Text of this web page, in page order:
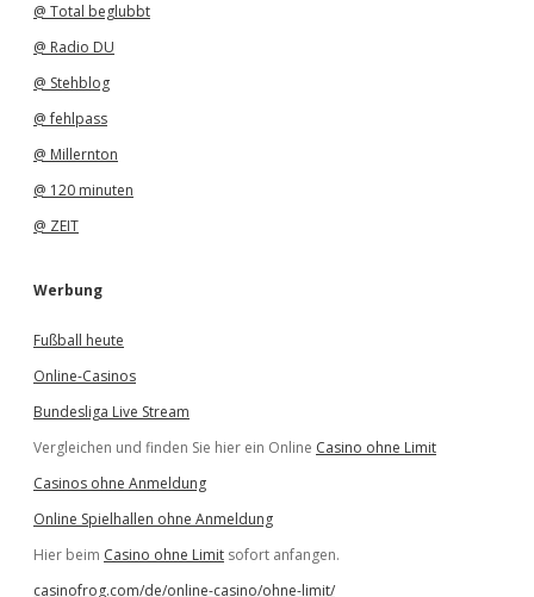
@ Total beglubbt
@ Radio DU
@ Stehblog
@ fehlpass
@ Millernton
@ 120 minuten
@ ZEIT
Werbung
Fußball heute
Online-Casinos
Bundesliga Live Stream
Vergleichen und finden Sie hier ein Online Casino ohne Limit
Casinos ohne Anmeldung
Online Spielhallen ohne Anmeldung
Hier beim Casino ohne Limit sofort anfangen.
casinofrog.com/de/online-casino/ohne-limit/